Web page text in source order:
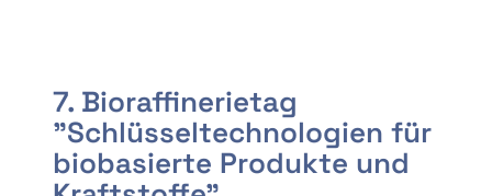
7. Bioraffinerietag
"Schlüsseltechnologien für
biobasierte Produkte und